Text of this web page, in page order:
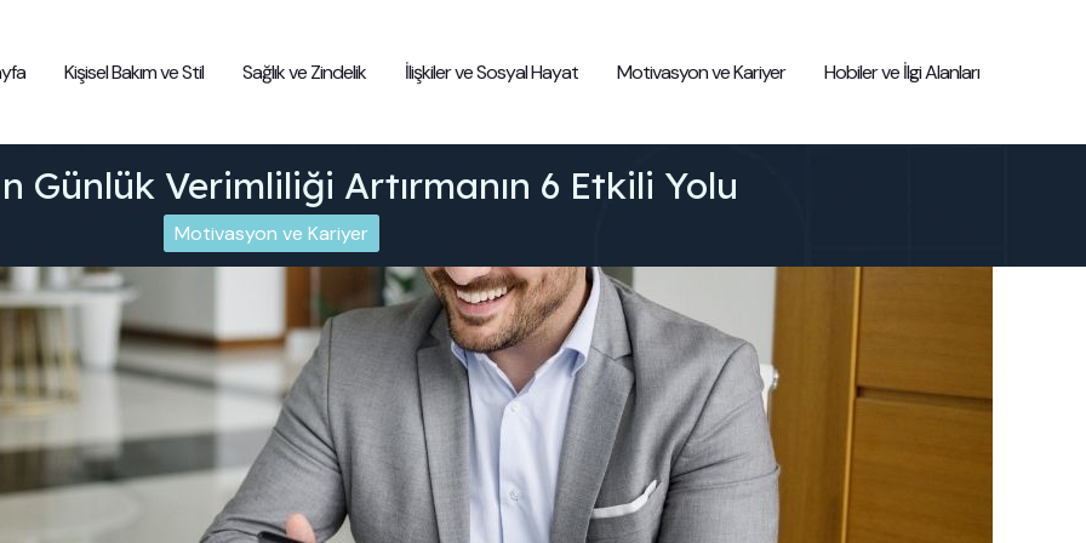
Kişisel Bakım ve Stil Sağlık ve Zindelik İlişkiler ve Sosyal Hayat Motivasyon ve Kariyer Hobiler ve İlgi Alanları
Günlük Verimliliği Artırmanın 6 Etkili Yolu
Motivasyon ve Kariyer